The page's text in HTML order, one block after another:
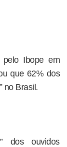
pelo Ibope em
que 62% dos
no Brasil.
dos ouvidos